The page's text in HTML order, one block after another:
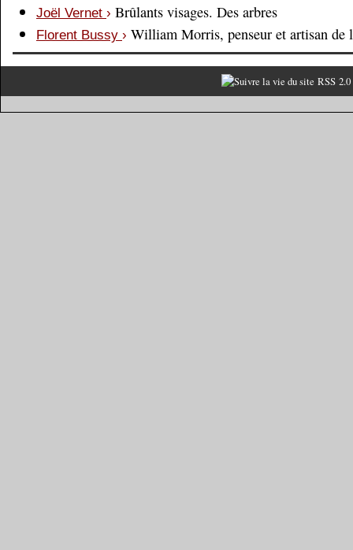
Joël Vernet › Brûlants visages. Des arbres
Florent Bussy › William Morris, penseur et artisan de
RSS 2.0